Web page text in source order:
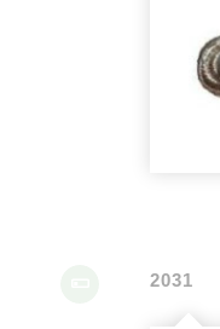
2031